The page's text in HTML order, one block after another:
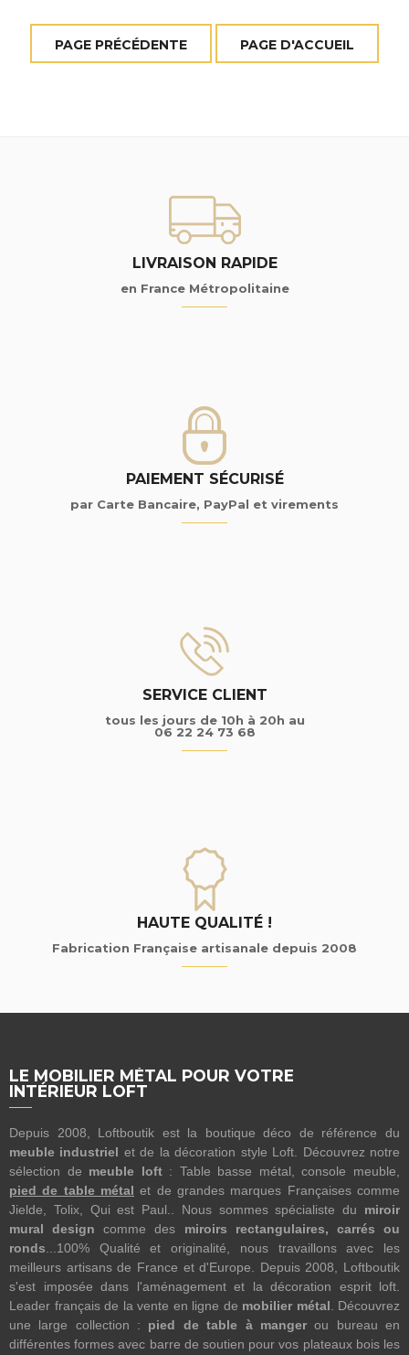
LIVRAISON RAPIDE
en France Métropolitaine
PAIEMENT SÉCURISÉ
par Carte Bancaire, PayPal et virements
SERVICE CLIENT
tous les jours de 10h à 20h au
06 22 24 73 68
HAUTE QUALITÉ !
Fabrication Française artisanale depuis 2008
LE MOBILIER MÉTAL POUR VOTRE
INTÉRIEUR LOFT
Depuis 2008, Loftboutik est la boutique déco de référence du
meuble industriel et de la décoration style Loft. Découvrez notre
sélection de meuble loft: Table basse métal, console meuble,
pied de table métal et de grandes marques Françaises comme
Jielde, Tolix, Qui est Paul.. Nous sommes spécialiste du miroir
mural design comme des miroirs rectangulaires, carrés ou
ronds...100% Qualité et originalité, nous travaillons avec les
meilleurs artisans de France et d'Europe. Depuis 2008, Loftboutik
s'est imposée dans l'aménagement et la décoration esprit loft.
Leader français de la vente en ligne de mobilier métal. Découvrez
une large collection : pied de table à mangerou bureau en
différentes formes avec barre de soutien pour vos plateaux bois les